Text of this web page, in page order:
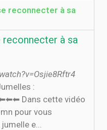
reconnecter à sa
à sa
:
Dans cette vidéo
pour vous
e...